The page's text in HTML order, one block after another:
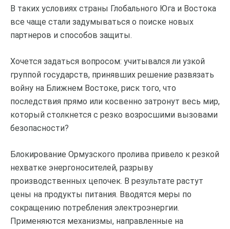
В таких условиях страны Глобального Юга и Востока
все чаще стали задумываться о поиске новых
партнеров и способов защиты.
Хочется задаться вопросом: учитывался ли узкой
группой государств, принявших решение развязать
войну на Ближнем Востоке, риск того, что
последствия прямо или косвенно затронут весь мир,
который столкнется с резко возросшими вызовами
безопасности?
Блокирование Ормузского пролива привело к резкой
нехватке энергоносителей, разрыву
производственных цепочек. В результате растут
цены на продукты питания. Вводятся меры по
сокращению потребления электроэнергии.
Применяются механизмы, направленные на